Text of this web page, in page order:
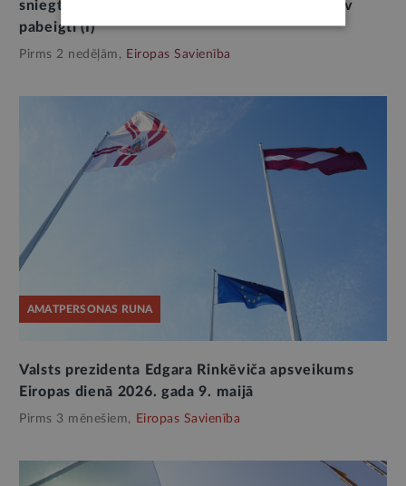
sniegto rekomendāciju procesi uzsākti, bet nav
pabeigti (I)
Pirms 2 nedēļām, Eiropas Savienība
AMATPERSONAS RUNA
Valsts prezidenta Edgara Rinkēviča apsveikums
Eiropas dienā 2026. gada 9. maijā
Pirms 3 mēnešiem, Eiropas Savienība